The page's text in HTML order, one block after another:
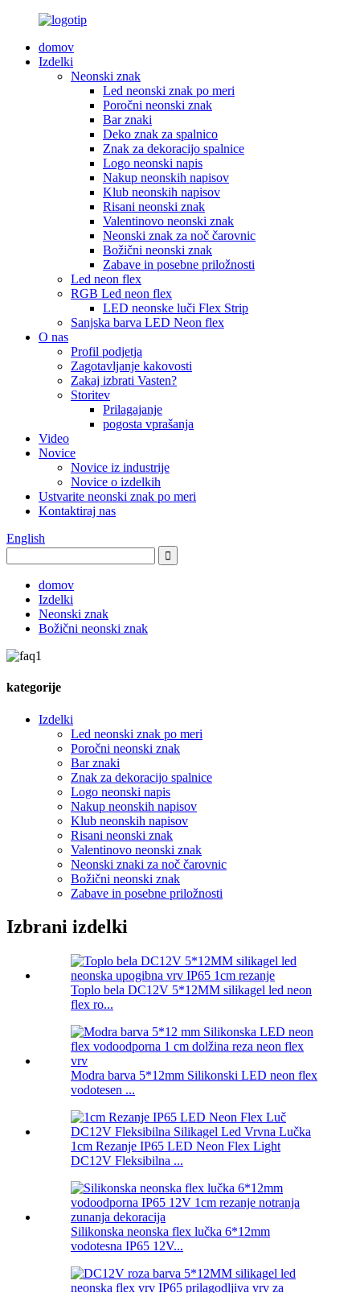
domov
Izdelki
Neonski znak
Led neonski znak po meri
Poročni neonski znak
Bar znaki
Deko znak za spalnico
Znak za dekoracijo spalnice
Logo neonski napis
Nakup neonskih napisov
Klub neonskih napisov
Risani neonski znak
Valentinovo neonski znak
Neonski znak za noč čarovnic
Božični neonski znak
Zabave in posebne priložnosti
Led neon flex
RGB Led neon flex
LED neonske luči Flex Strip
Sanjska barva LED Neon flex
O nas
Profil podjetja
Zagotavljanje kakovosti
Zakaj izbrati Vasten?
Storitev
Prilagajanje
pogosta vprašanja
Video
Novice
Novice iz industrije
Novice o izdelkih
Ustvarite neonski znak po meri
Kontaktiraj nas
English
domov
Izdelki
Neonski znak
Božični neonski znak
kategorije
Izdelki
Led neonski znak po meri
Poročni neonski znak
Bar znaki
Znak za dekoracijo spalnice
Logo neonski napis
Nakup neonskih napisov
Klub neonskih napisov
Risani neonski znak
Valentinovo neonski znak
Neonski znaki za noč čarovnic
Božični neonski znak
Zabave in posebne priložnosti
Izbrani izdelki
Toplo bela DC12V 5*12MM silikagel led neon
flex ro...
Modra barva 5*12mm Silikonski LED neon flex
vodotesen ...
1cm Rezanje IP65 LED Neon Flex Light
DC12V Fleksibilna ...
Silikonska neonska flex lučka 6*12mm
vodotesna IP65 12V...